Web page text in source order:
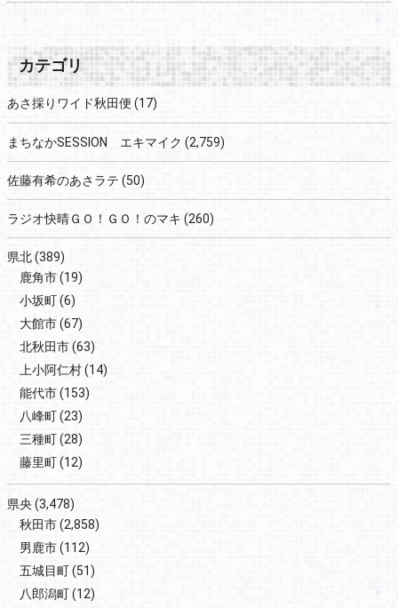
カテゴリ
あさ採りワイド秋田便 (17)
まちなかSESSION エキマイク (2,759)
佐藤有希のあさラテ (50)
ラジオ快晴ＧＯ！ＧＯ！のマキ (260)
県北(389)
鹿角市(19)
小坂町(6)
大館市(67)
北秋田市(63)
上小阿仁村(14)
能代市(153)
八峰町(23)
三種町(28)
藤里町(12)
県央(3,478)
秋田市(2,858)
男鹿市(112)
五城目町(51)
八郎潟町(12)